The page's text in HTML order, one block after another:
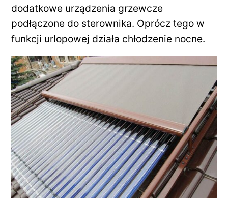
dodatkowe urządzenia grzewcze
podłączone do sterownika. Oprócz tego w
funkcji urlopowej działa chłodzenie nocne.